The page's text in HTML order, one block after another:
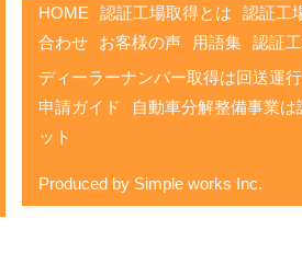
HOME 認証工場取得とは 認証工
合わせ
お客様の声 用語集 認証
ディーラーナンバー取得は回送運
申請ガイド
自動車分解整備事業
ット
Produced by Simple works Inc.